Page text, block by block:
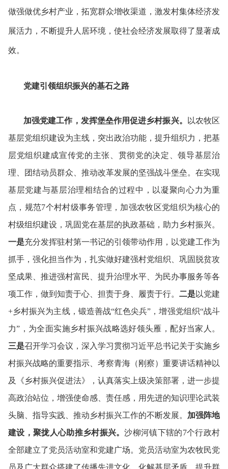
做强做优乡村产业，拓宽群众增收渠道，激发村集体经济发
展活力，不断提升人居环境，使社会经济发展取得了显著成
效。
党建引领组织振兴的基石之路
加强党建工作，发挥堡垒作用促进乡村振兴。
以农牧区
基层党组织建设为主线，突出政治功能，提升组织力，把基
层党组织建成宣传党的主张、贯彻党的决定、领导基层治
理、团结动员群众、推动改革发展的坚强战斗堡垒。在实现
基层党建与基层治理相结合的过程中，以凝聚向心力为重
点，规范7个村村级事务管理，加强农牧区党组织为核心的
村级组织建设，巩固党在基层的执政基础，助力乡村振兴。
一是充分发挥驻村第一书记的引领带动作用，以党建工作为
抓手，强化担当作为，扎实做好建强村党组织、巩固脱贫攻
坚成果、推进强村富民、提升治理水平、为民办事服务等各
项工作，做到知责于心、担责于身、履责于行。 二是以党建
+乡村振兴为主线，锻造善战“红色尖兵”，增强党组织“战斗
力”，为全面实施乡村振兴战略选好领头雁，配好当家人。
三是召开学习会议，深入学习贯彻习近平总书记关于实施乡
村振兴战略的重要指示、考察青海（刚察）重要讲话精神以
及《乡村振兴促进法》，认真落实上级决策部署，进一步提
高政治站位，增强使命感、责任感，用先进的知识理论武装
头脑、指导实践、推动乡村振兴工作的不断发展。 加强阵地
建设，聚拢人心助推乡村振兴。沙柳河镇下辖的7个行政村
全部建立了党员活动室和党建广场。 党员活动室为农牧民党
员及广大群众搭建了传播先进文化、化解基层矛盾、提升群